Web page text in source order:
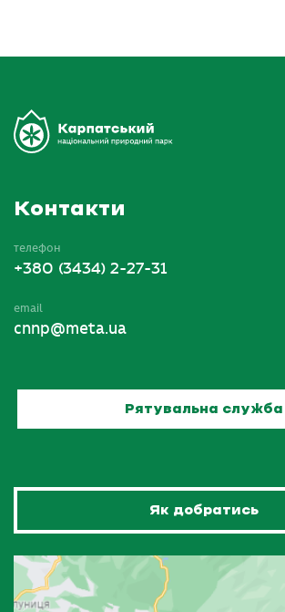
Контакти
телефон
+380 (3434) 2-27-31
email
cnnp@meta.ua
Рятувальна служба
Як добратись